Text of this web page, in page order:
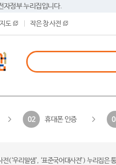
자정부 누리집입니다.
도 작은 창 사전
02 휴대폰 인증
(‘우리말샘’, ‘표준국어대사전’) 누리집